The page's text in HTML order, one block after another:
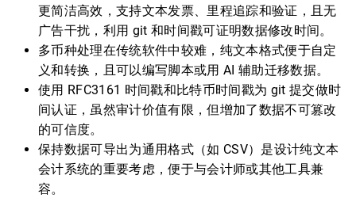
更简洁高效，支持文本发票、里程追踪和验证，且无
广告干扰，利用 git 和时间戳可证明数据修改时间。
多币种处理在传统软件中较难，纯文本格式便于自定
义和转换，且可以编写脚本或用 AI 辅助迁移数据。
使用 RFC3161 时间戳和比特币时间戳为 git 提交做时
间认证，虽然审计价值有限，但增加了数据不可篡改
的可信度。
保持数据可导出为通用格式（如 CSV）是设计纯文本
会计系统的重要考虑，便于与会计师或其他工具兼
容。